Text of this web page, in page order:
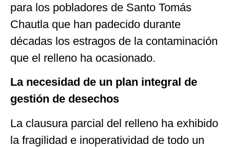
para los pobladores de Santo Tomás
Chautla que han padecido durante
décadas los estragos de la contaminación
que el relleno ha ocasionado.
La necesidad de un plan integral de
gestión de desechos
La clausura parcial del relleno ha exhibido
la fragilidad e inoperatividad de todo un